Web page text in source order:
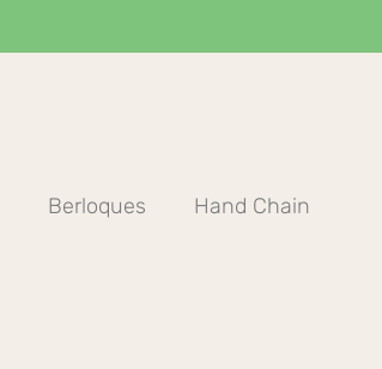
Berloques Hand Chain